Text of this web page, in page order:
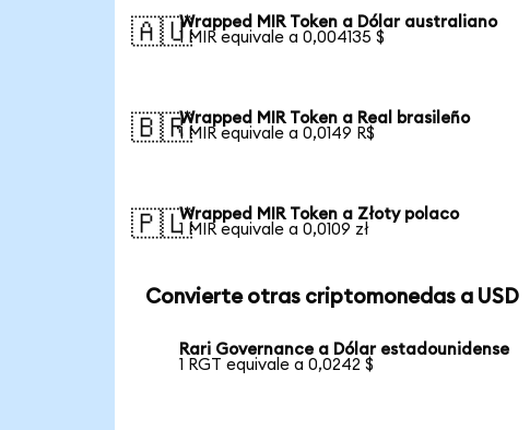
🇦🇺Wrapped MIR Token a Dólar australiano
1 MIR equivale a 0,004135 $
🇧🇷Wrapped MIR Token a Real brasileño
1 MIR equivale a 0,0149 R$
🇵🇱Wrapped MIR Token a Złoty polaco
1 MIR equivale a 0,0109 zł
Convierte otras criptomonedas a USD
Rari Governance a Dólar estadounidense
1 RGT equivale a 0,0242 $